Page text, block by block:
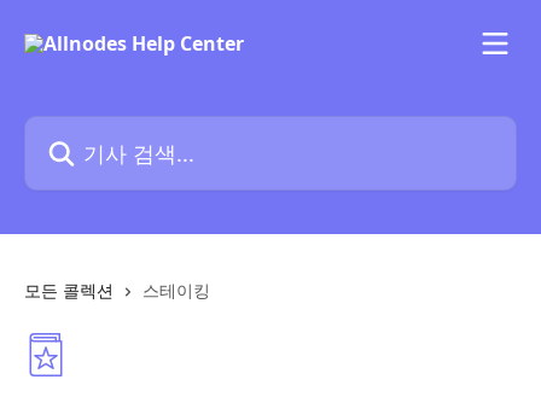
기사 검색...
모든 콜렉션 스테이킹